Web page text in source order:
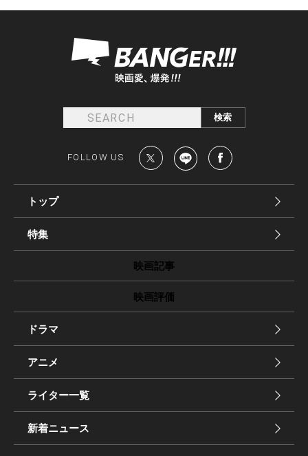
FOLLOW US
トップ
特集
映画記事
映画評価
ドラマ
アニメ
ライター一覧
新着ニュース